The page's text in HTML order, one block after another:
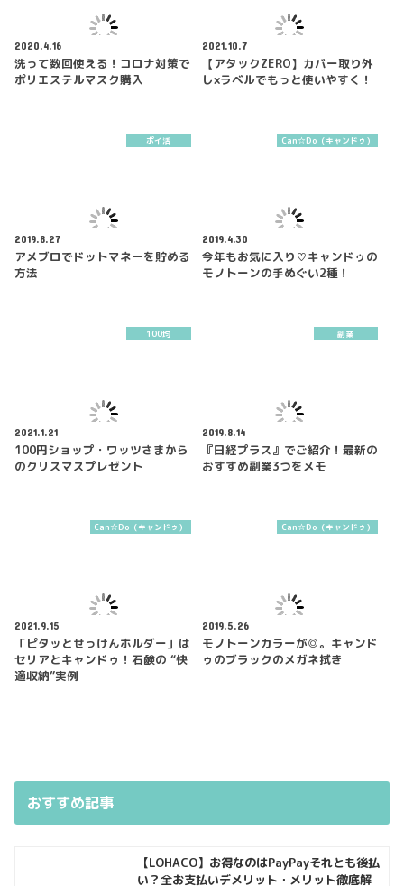
2020.4.16
洗って数回使える！コロナ対策で
ポリエステルマスク購入
2021.10.7
【アタックZERO】カバー取り外
し×ラベルでもっと使いやすく！
ポイ活
2019.8.27
アメブロでドットマネーを貯める
方法
Can☆Do（キャンドゥ）
2019.4.30
今年もお気に入り♡キャンドゥの
モノトーンの手ぬぐい2種！
100均
2021.1.21
100円ショップ・ワッツさまから
のクリスマスプレゼント
副業
2019.8.14
『日経プラス』でご紹介！最新の
おすすめ副業3つをメモ
Can☆Do（キャンドゥ）
2021.9.15
「ピタッとせっけんホルダー」は
セリアとキャンドゥ！石鹸の “快
適収納”実例
Can☆Do（キャンドゥ）
2019.5.26
モノトーンカラーが◎。キャンド
ゥのブラックのメガネ拭き
おすすめ記事
【LOHACO】お得なのはPayPayそれとも後払
い？全お支払いデメリット・メリット徹底解